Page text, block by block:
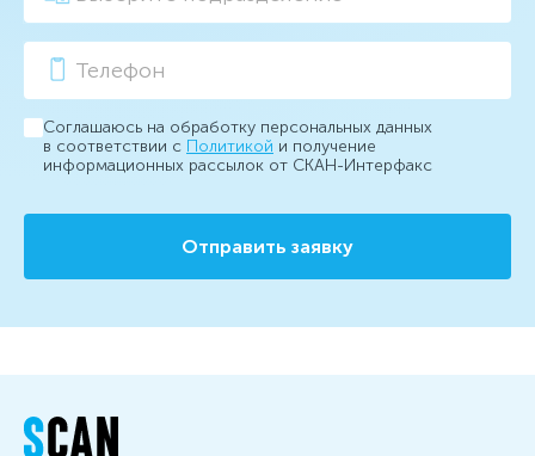
Соглашаюсь на обработку персональных данных
в соответствии с Политикой и получение
информационных рассылок от СКАН-Интерфакс
Отправить заявку